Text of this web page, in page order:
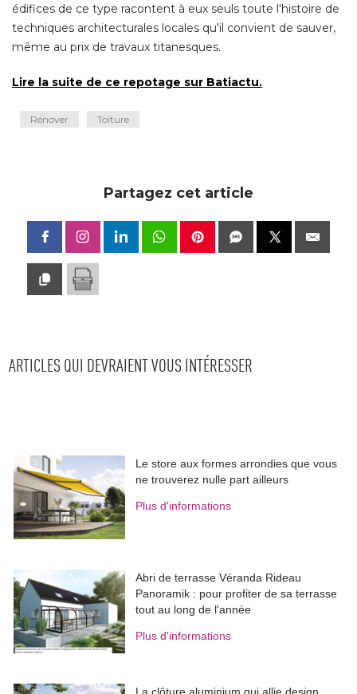
édifices de ce type racontent à eux seuls toute l'histoire de
techniques architecturales locales qu'il convient de sauver,
même au prix de travaux titanesques.
Lire la suite de ce repotage sur Batiactu.
Rénover Toiture
Partagez cet article
ARTICLES QUI DEVRAIENT VOUS INTÉRESSER
Le store aux formes arrondies que vous
ne trouverez nulle part ailleurs
Plus d'informations
Abri de terrasse Véranda Rideau
Panoramik : pour profiter de sa terrasse
tout au long de l'année
Plus d'informations